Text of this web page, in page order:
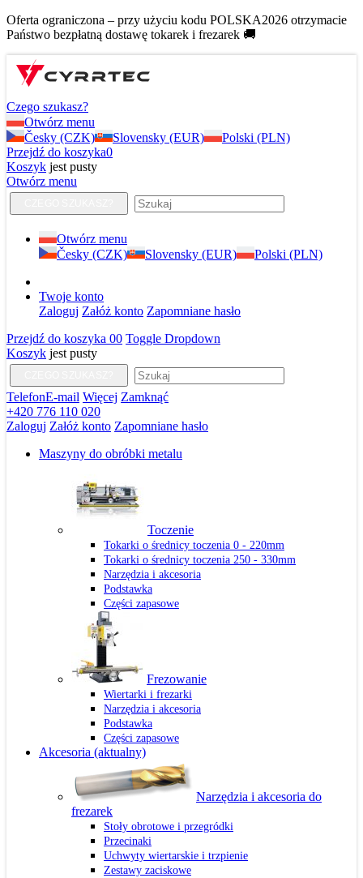
Oferta ograniczona – przy użyciu kodu POLSKA2026 otrzymacie
Państwo bezpłatną dostawę tokarek i frezarek 🚚
Czego szukasz?
Otwórz menu
Česky (CZK)
Slovensky (EUR)
Polski (PLN)
Przejdź do koszyka0
Koszyk jest pusty
Otwórz menu
Otwórz menu
Česky (CZK)
Slovensky (EUR) Polski (PLN)
Twoje konto
Zaloguj Załóż konto Zapomniane hasło
Przejdź do koszyka 00 Toggle Dropdown
Koszyk jest pusty
TelefonE-mail Więcej Zamknąć
+420 776 110 020
Zaloguj Załóż konto Zapomniane hasło
Maszyny do obróbki metalu
Toczenie
Tokarki o średnicy toczenia 0 - 220mm
Tokarki o średnicy toczenia 250 - 330mm
Narzędzia i akcesoria
Podstawka
Części zapasowe
Frezowanie
Wiertarki i frezarki
Narzędzia i akcesoria
Podstawka
Części zapasowe
Akcesoria (aktualny)
Narzędzia i akcesoria do
frezarek
Stoły obrotowe i przegródki
Przecinaki
Uchwyty wiertarskie i trzpienie
Zestawy zaciskowe